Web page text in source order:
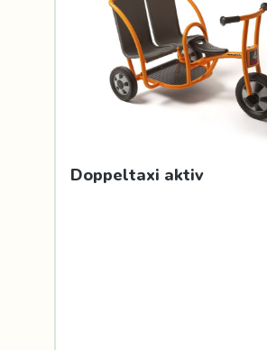
Doppeltaxi aktiv